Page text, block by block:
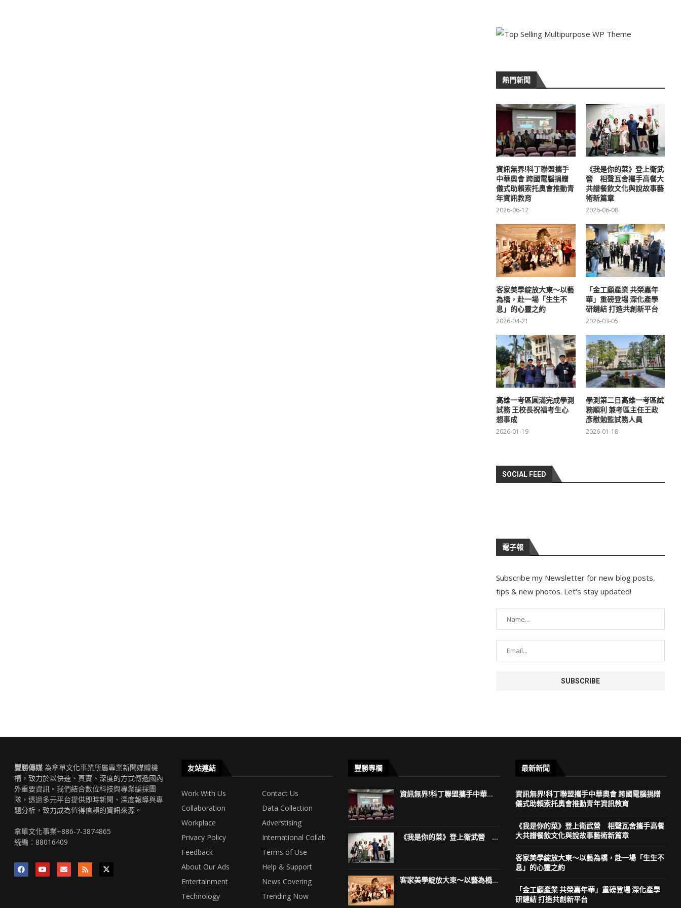
熱門新聞
資訊無界!科丁聯盟攜手
中華奧會 跨國電腦捐贈
儀式助賴索托奧會推動青
年資訊教育
2026-06-12
《我是你的菜》登上衛武
營 相聲瓦舍攜手高餐大
共譜餐飲文化與說故事藝
術新篇章
2026-06-08
客家美學綻放大東～以藝
為橋，赴一場「生生不
息」的心靈之約
2026-04-21
「金工顧產業 共榮嘉年
華」重磅登場 深化產學
研鏈結 打造共創新平台
2026-03-05
高雄一考區圓滿完成學測
試務 王校長祝福考生心
想事成
2026-01-19
學測第二日高雄一考區試
務順利 兼考區主任王政
彥慰勉監試務人員
2026-01-18
SOCIAL FEED
電子報
Subscribe my Newsletter for new blog posts,
tips & new photos. Let's stay updated!
豐勝傳媒 為拿單文化事業所屬專業新聞媒體機
構，致力於以快速、真實、深度的方式傳遞國內
外重要資訊。我們結合數位科技與專業編採團
隊，透過多元平台提供即時新聞、深度報導與專
題分析，致力成為值得信賴的資訊來源。
拿單文化事業+886-7-3874865
統編：88016409
友站連結
Work With Us
Contact Us
Collaboration
Data Collection
Workplace
Adverstising
Privacy Policy
International Collab
Feedback
Terms of Use
About Our Ads
Help & Support
Entertainment
News Covering
Technology
Trending Now
豐勝專欄
資訊無界!科丁聯盟攜手中華...
《我是你的菜》登上衛武營 ...
客家美學綻放大東～以藝為橋...
最新新聞
資訊無界!科丁聯盟攜手中華奧會 跨國電腦捐贈
儀式助賴索托奧會推動青年資訊教育
《我是你的菜》登上衛武營 相聲瓦舍攜手高餐
大共譜餐飲文化與說故事藝術新篇章
客家美學綻放大東～以藝為橋，赴一場「生生不
息」的心靈之約
「金工顧產業 共榮嘉年華」重磅登場 深化產學
研鏈結 打造共創新平台